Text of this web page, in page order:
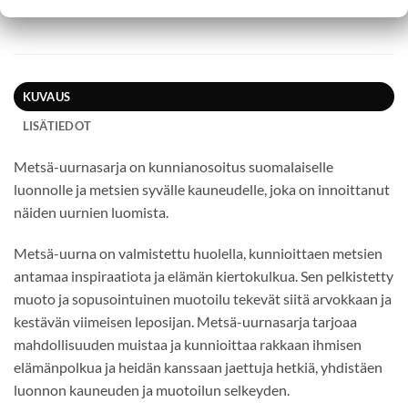
KUVAUS
LISÄTIEDOT
Metsä-uurnasarja on kunnianosoitus suomalaiselle
luonnolle ja metsien syvälle kauneudelle, joka on innoittanut
näiden uurnien luomista.
Metsä-uurna on valmistettu huolella, kunnioittaen metsien
antamaa inspiraatiota ja elämän kiertokulkua. Sen pelkistetty
muoto ja sopusointuinen muotoilu tekevät siitä arvokkaan ja
kestävän viimeisen leposijan. Metsä-uurnasarja tarjoaa
mahdollisuuden muistaa ja kunnioittaa rakkaan ihmisen
elämänpolkua ja heidän kanssaan jaettuja hetkiä, yhdistäen
luonnon kauneuden ja muotoilun selkeyden.